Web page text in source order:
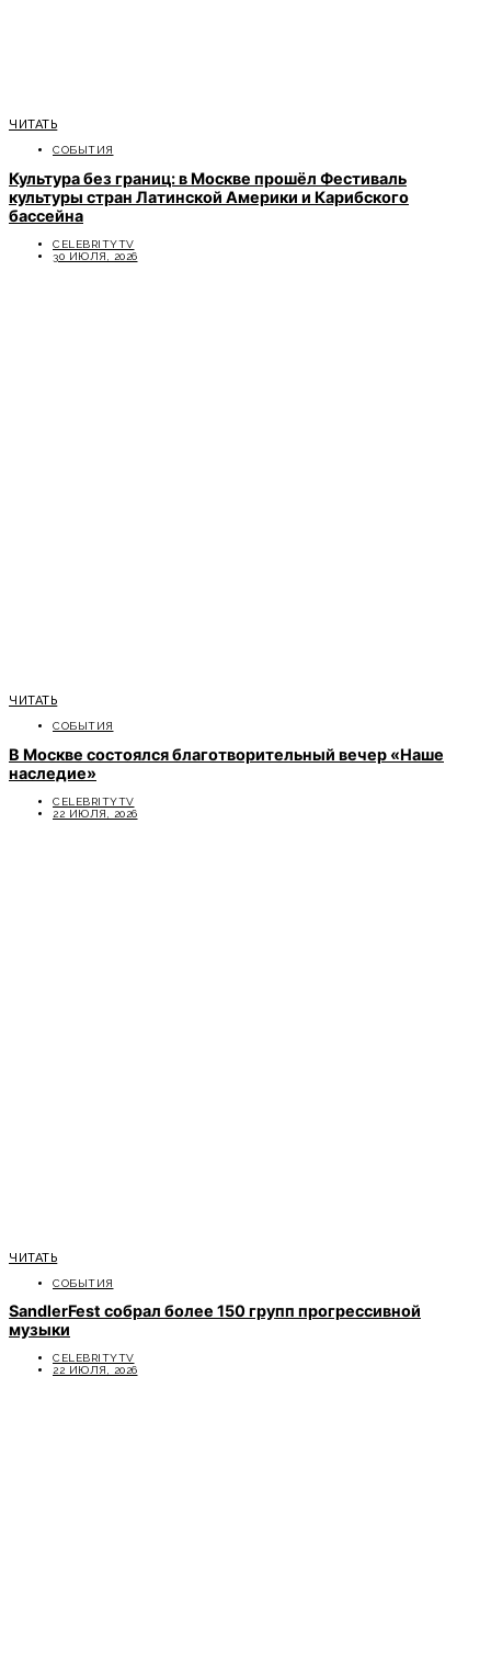
ЧИТАТЬ
СОБЫТИЯ
Культура без границ: в Москве прошёл Фестиваль
культуры стран Латинской Америки и Карибского
бассейна
CELEBRITYTV
30 ИЮЛЯ, 2026
ЧИТАТЬ
СОБЫТИЯ
В Москве состоялся благотворительный вечер «Наше
наследие»
CELEBRITYTV
22 ИЮЛЯ, 2026
ЧИТАТЬ
СОБЫТИЯ
SandlerFest собрал более 150 групп прогрессивной
музыки
CELEBRITYTV
22 ИЮЛЯ, 2026